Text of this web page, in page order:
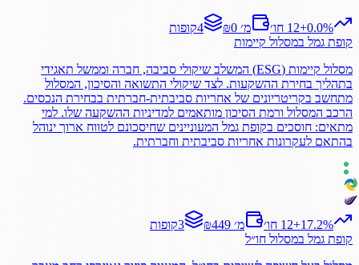
+0.0% 12 חו׳ ₪0 מ׳ 4קופות
קופת גמל במסלול קיימות
מסלול קיימות (ESG) המשלב שיקולי סביבה, חברה וממשל תאגידי
בתהליך בחירת ההשקעות. לצד שיקולי התשואה והסיכון, המסלול
מתחשב בקריטריונים של אחריות סביבתית-חברתית בבחירת הנכסים.
הרכב המסלול ורמת הסיכון מותאמים למדיניות ההשקעה שלו. למי
מתאים: חוסכים בקופת גמל המעוניינים שחיסכונם לטווח ארוך ינוהל
בהתאם לעקרונות אחריות סביבתית וחברתית.
+17.2% 12 חו׳ ₪449 מ׳ 3קופות
קופת גמל במסלול חו״ל